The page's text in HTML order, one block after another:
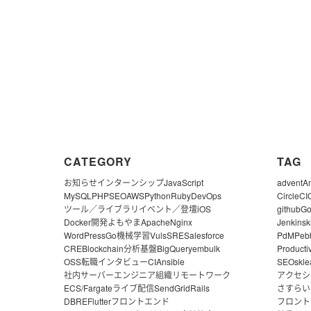
CATEGORY
お知らせインターンシップJavaScript
MySQL PHPSEOAWSPythonRubyDevOps
ツール／ライブラリイベント／登壇iOS
Docker開発よもやまApacheNginx
WordPressGo機械学習VulsSRESalesforce
CREBlockchain分析基盤BigQueryembulk
OSS転職インタビューCIAnsible
社内サーバーエンジニア組織リモートワーク
ECS/Fargateライブ配信SendGridRails
DBREFlutterフロントエンド
TAG
advent
CircleCI
githubGo
Jenkins
PdM
SEO
アクセ
さすら
フロン